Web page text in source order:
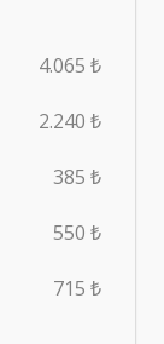
4.065 ₺
2.240 ₺
385 ₺
550 ₺
715 ₺